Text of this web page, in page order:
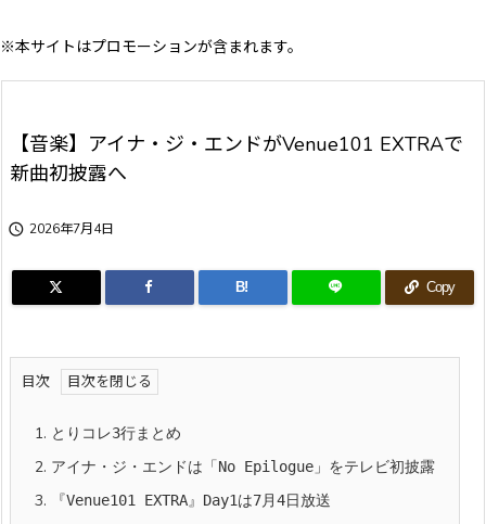
※本サイトはプロモーションが含まれます。
【音楽】アイナ・ジ・エンドがVenue101 EXTRAで
新曲初披露へ
 2026年7月4日
B! Copy
目次
1. とりコレ3行まとめ
2. アイナ・ジ・エンドは「No Epilogue」をテレビ初披露
3. 『Venue101 EXTRA』Day1は7月4日放送